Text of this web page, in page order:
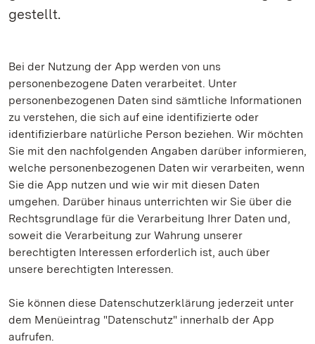
gestellt.
Bei der Nutzung der App werden von uns
personenbezogene Daten verarbeitet. Unter
personenbezogenen Daten sind sämtliche Informationen
zu verstehen, die sich auf eine identifizierte oder
identifizierbare natürliche Person beziehen. Wir möchten
Sie mit den nachfolgenden Angaben darüber informieren,
welche personenbezogenen Daten wir verarbeiten, wenn
Sie die App nutzen und wie wir mit diesen Daten
umgehen. Darüber hinaus unterrichten wir Sie über die
Rechtsgrundlage für die Verarbeitung Ihrer Daten und,
soweit die Verarbeitung zur Wahrung unserer
berechtigten Interessen erforderlich ist, auch über
unsere berechtigten Interessen.
Sie können diese Datenschutzerklärung jederzeit unter
dem Menüeintrag "Datenschutz" innerhalb der App
aufrufen.